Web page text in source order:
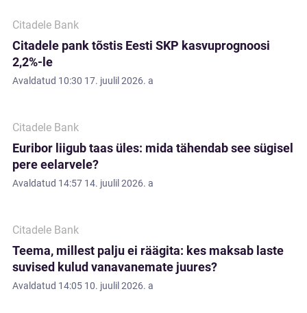
Citadele Bank
Citadele pank tõstis Eesti SKP kasvuprognoosi
2,2%-le
Avaldatud 10:30 17. juulil 2026. a
Citadele Bank
Euribor liigub taas üles: mida tähendab see sügisel
pere eelarvele?
Avaldatud 14:57 14. juulil 2026. a
Citadele Bank
Teema, millest palju ei räägita: kes maksab laste
suvised kulud vanavanemate juures?
Avaldatud 14:05 10. juulil 2026. a